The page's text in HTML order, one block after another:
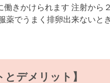
働きかけられます 注射から
薬でうまく排卵出来ないと
とデメリット】